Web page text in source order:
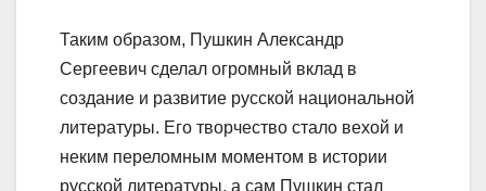
Таким образом, Пушкин Александр
Сергеевич сделал огромный вклад в
создание и развитие русской национальной
литературы. Его творчество стало вехой и
неким переломным моментом в истории
русской литературы, а сам Пушкин стал